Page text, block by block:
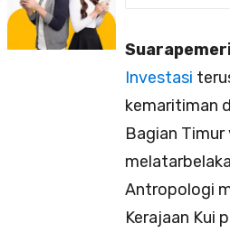
Investasi
kemaritiman
Bagian Timur
Antropologi
Kerajaan Kui